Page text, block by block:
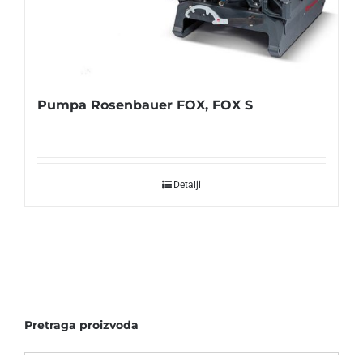
Pumpa Rosenbauer FOX, FOX S
Detalji
Pretraga proizvoda